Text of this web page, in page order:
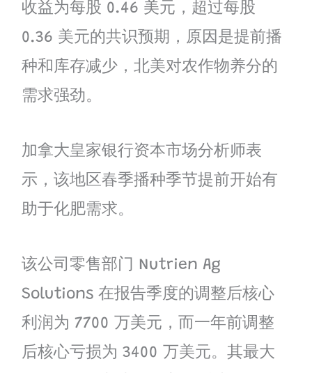
收益为每股 0.46 美元，超过每股
0.36 美元的共识预期，原因是提前播
种和库存减少，北美对农作物养分的
需求强劲。
加拿大皇家银行资本市场分析师表
示，该地区春季播种季节提前开始有
助于化肥需求。
该公司零售部门 Nutrien Ag
Solutions 在报告季度的调整后核心
利润为 7700 万美元，而一年前调整
后核心亏损为 3400 万美元。其最大